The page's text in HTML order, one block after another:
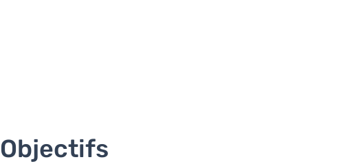
Objectifs